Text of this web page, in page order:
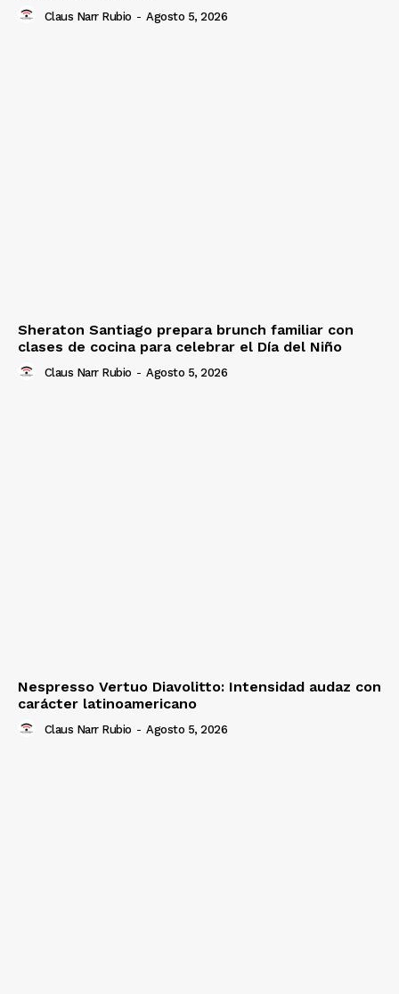
Claus Narr Rubio - Agosto 5, 2026
Sheraton Santiago prepara brunch familiar con
clases de cocina para celebrar el Día del Niño
Claus Narr Rubio - Agosto 5, 2026
Nespresso Vertuo Diavolitto: Intensidad audaz con
carácter latinoamericano
Claus Narr Rubio - Agosto 5, 2026